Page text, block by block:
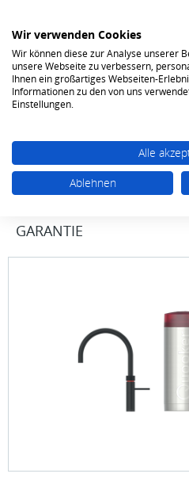
Amaturen
QUOOKER Fusion Round
GARANTIE
Wir verwenden Cookies
Wir können diese zur Analyse unserer
unsere Webseite zu verbessern,
Ihnen ein großartiges Webseiten-
Informationen zu den von uns
Einstellungen.
Alle
Ablehnen